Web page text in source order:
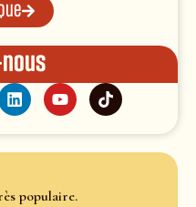
populaire.